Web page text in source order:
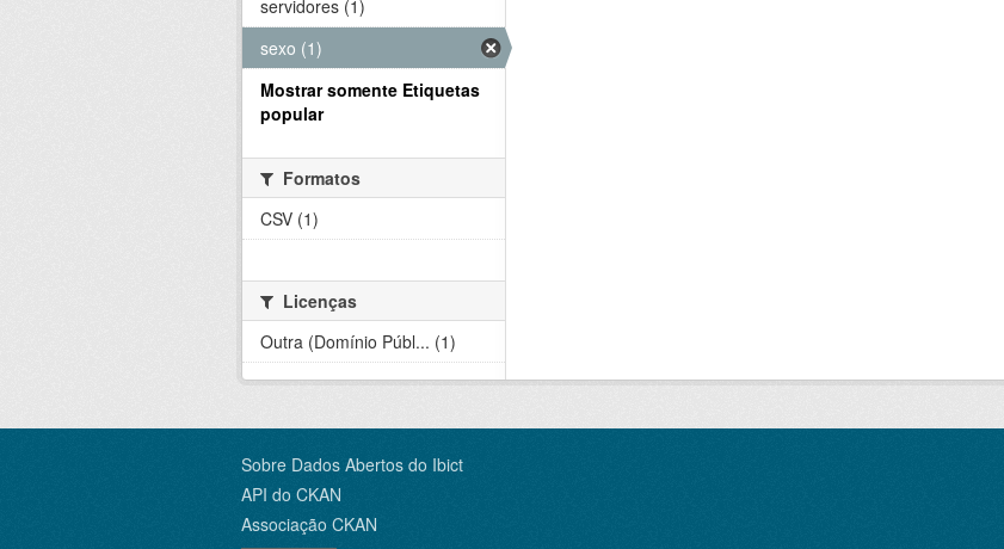
servidores (1)
sexo (1)
Mostrar somente Etiquetas
popular
Formatos
CSV (1)
Licenças
Outra (Domínio Públ... (1)
Sobre Dados Abertos do Ibict
API do CKAN
Associação CKAN